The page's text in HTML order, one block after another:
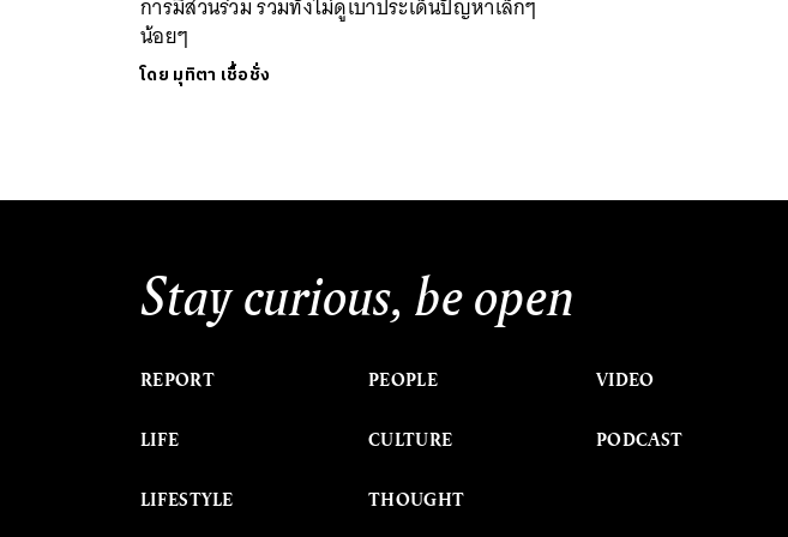
น้อยๆ
โดย มุทิตา เชื้อชั่ง
Stay curious, be open
REPORT
LIFE
LIFESTYLE
PEOPLE
CULTURE
THOUGHT
VIDEO
PODCAST